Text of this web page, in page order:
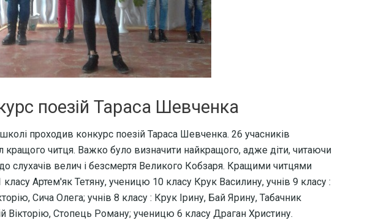
поезій Тараса Шевченка
проходив конкурс поезій Тараса Шевченка. 26 учасників
кращого читця. Важко було визначити найкращого, адже діти, читаючи
слухачів велич і безсмертя Великого Кобзаря. Кращими читцями
Артем'як Тетяну, ученицю 10 класу Крук Василину, учнів 9 класу :
Сича Олега; учнів 8 класу : Крук Ірину, Бай Ярину, Табачник
Вікторію, Стопець Роману; ученицю 6 класу Драган Христину.